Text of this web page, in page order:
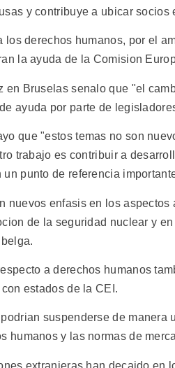
y contribuye a ubicar socios
los derechos humanos, por el
la ayuda de la Comision
en Bruselas senalo que "el
ayuda por parte de
que "estos temas no son
trabajo es contribuir a
un punto de referencia
nuevos enfasis en los
de la seguridad nuclear y
a derechos humanos
estados de la CEI.
suspenderse de
humanos y las normas de
extranjeras han decaido en